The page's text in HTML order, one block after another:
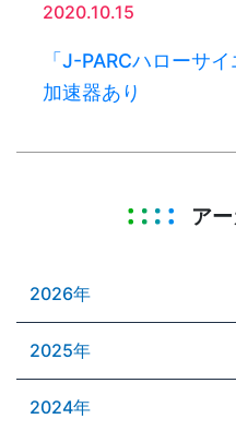
2020.10.15
「J-PARCハローサ
加速器あり
ア
2026年
2025年
2024年